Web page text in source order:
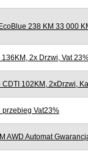
238 KM 33 000
2x Drzwi, Vat
102KM, 2xDrzwi,
przebieg Vat23%
AWD Automat